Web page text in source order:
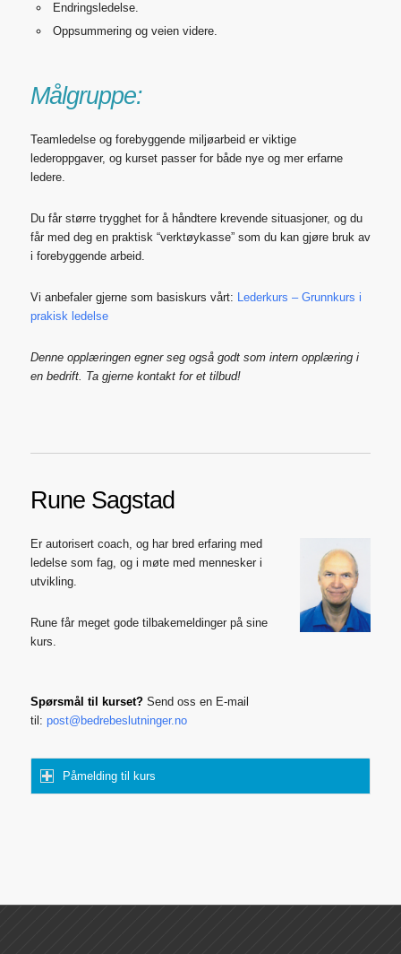
Endringsledelse.
Oppsummering og veien videre.
Målgruppe:
Teamledelse og forebyggende miljøarbeid er viktige
lederoppgaver, og kurset passer for både nye og mer erfarne
ledere.
Du får større trygghet for å håndtere krevende situasjoner, og du
får med deg en praktisk “verktøykasse” som du kan gjøre bruk av
i forebyggende arbeid.
Vi anbefaler gjerne som basiskurs vårt: Lederkurs – Grunnkurs i
prakisk ledelse
Denne opplæringen egner seg også godt som intern opplæring i
en bedrift. Ta gjerne kontakt for et tilbud!
Rune Sagstad
Er autorisert coach, og har bred erfaring med
ledelse som fag, og i møte med mennesker i
utvikling.
Rune får meget gode tilbakemeldinger på sine
kurs.
Spørsmål til kurset?Send oss en E-mail
til: post@bedrebeslutninger.no
Påmelding til kurs